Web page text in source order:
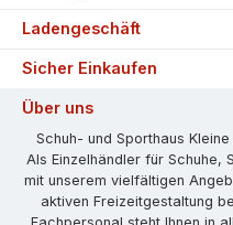
Ladengeschäft
Sicher Einkaufen
Über uns
Schuh- und Sporthaus
Als Einzelhändler für Schuhe,
mit unserem vielfältigen
aktiven Freizeitgestaltung